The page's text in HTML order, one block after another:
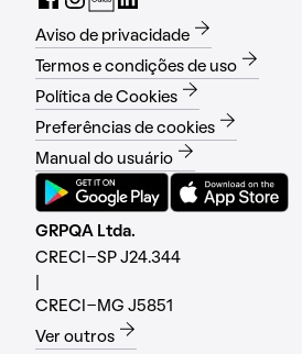
Aviso de privacidade
Termos e condições de uso
Política de Cookies
Preferências de cookies
Manual do usuário
GRPQA Ltda.
CRECI-SP J24.344
CRECI-MG J5851
Ver outros